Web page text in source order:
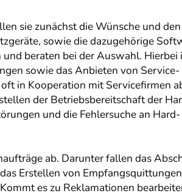
sie zunächst die Wünsche und
sowie die dazugehörige
beraten bei der Auswahl. Hierbei
sowie das Anbieten von Service-
in Kooperation mit Servicefirmen
der Betriebsbereitschaft der
und die Fehlersuche an
ab. Darunter fallen das
Erstellen von
es zu Reklamationen